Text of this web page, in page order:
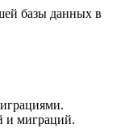
базы данных в
и миграций.